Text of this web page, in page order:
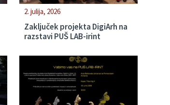
2. julija, 2026
Zaključek projekta DigiArh na
razstavi PUŠ LAB-irint